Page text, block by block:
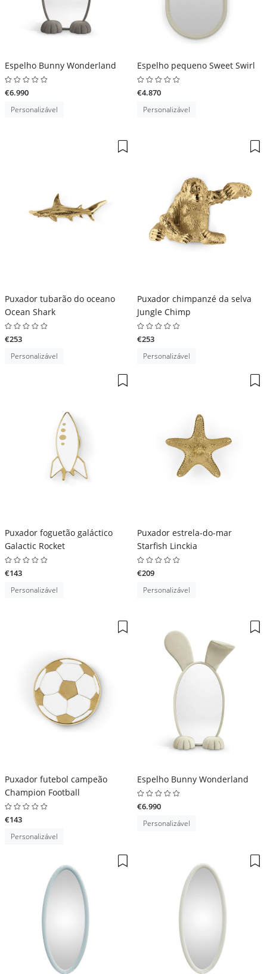
Espelho Bunny Wonderland
€6.990
Personalizável
Espelho pequeno Sweet Swirl
€4.870
Personalizável
Puxador tubarão do oceano
Ocean Shark
€253
Personalizável
Puxador chimpanzé da selva
Jungle Chimp
€253
Personalizável
Puxador foguetão galáctico
Galactic Rocket
€143
Personalizável
Puxador estrela-do-mar
Starfish Linckia
€209
Personalizável
Puxador futebol campeão
Champion Football
€143
Personalizável
Espelho Bunny Wonderland
€6.990
Personalizável